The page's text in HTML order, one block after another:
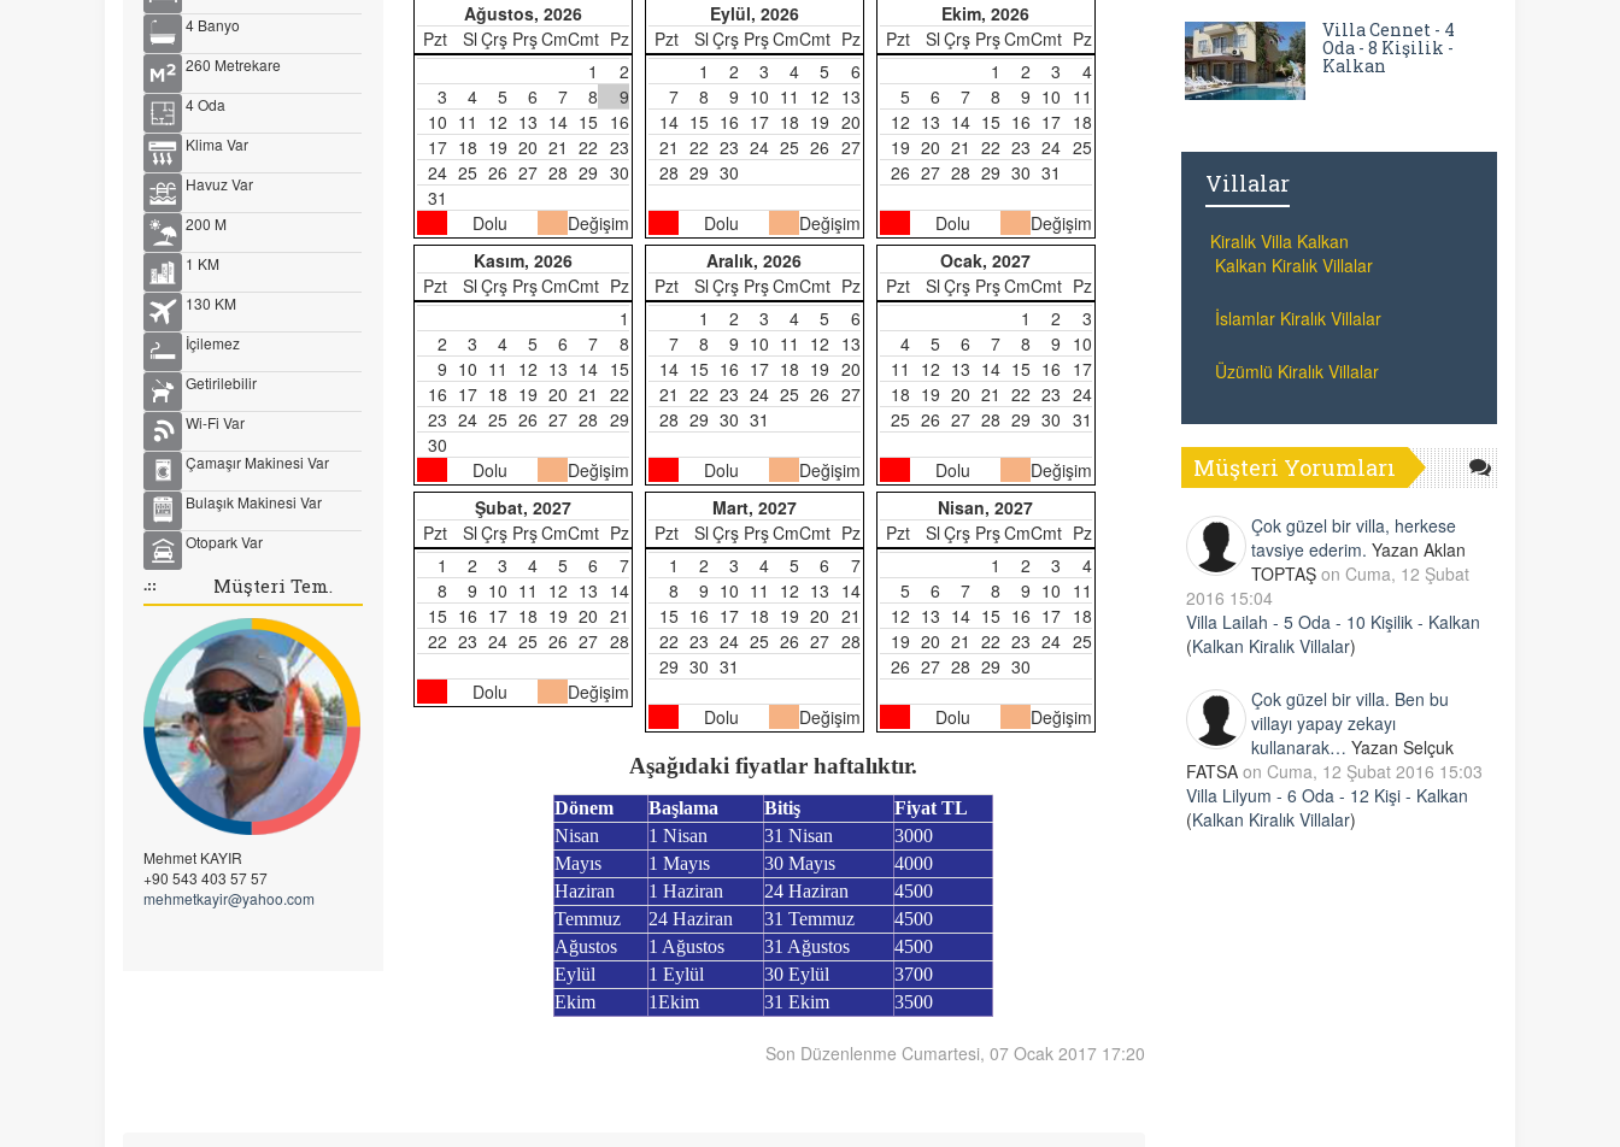
4 Banyo
260 Metrekare
4 Oda
Klima Var
Havuz Var
200 M
1 KM
130 KM
İçilemez
Getirilebilir
Wi-Fi Var
Çamaşır Makinesi Var
Bulaşık Makinesi Var
Otopark Var
.:: Müşteri Tem.
Mehmet KAYIR
+90 543 403 57 57
mehmetkayir@yahoo.com
Ağustos, 2026
Pzt
Sl Çrş PrşCmCmt Pz
1
2
3
4 5 6 7 8
9
10 11 12 13 14 15 16
17 18 19 20 21 22 23
24 25 26 27 28 29 30
31
Dolu
Değişim
Eylül, 2026
Pzt
Sl Çrş PrşCmCmt Pz
1
2 3 4 5
6
7
8 9 10 11 12 13
14 15 16 17 18 19 20
21 22 23 24 25 26 27
28 29 30
Dolu Değişim
Ekim, 2026
Pzt
Sl Çrş PrşCmCmt Pz
1
2 3
4
5
6 7 8 9 10 11
12 13 14 15 16 17 18
19 20 21 22 23 24 25
26 27 28 29 30 31
Dolu
Değişim
Kasım, 2026
Pzt
Sl Çrş PrşCmCmt Pz
1
2
3 4 5 6 7
8
9 10 11 12 13 14 15
16 17 18 19 20 21
22
23 24 25 26 27 28 29
30
Dolu
Değişim
Aralık, 2026
Pzt
Sl Çrş PrşCmCmt Pz
1
2 3 4 5
6
7
8 9 10 11 12 13
14 15 16 17 18 19 20
21 22 23 24 25 26 27
28 29 30 31
Dolu Değişim
Ocak, 2027
Pzt
Sl Çrş PrşCmCmt Pz
1
2
3
4
5 6 7 8 9 10
11
12 13 14 15 16 17
18 19 20 21 22 23 24
25 26 27 28 29 30 31
Dolu
Değişim
Şubat, 2027
Pzt
Sl Çrş PrşCmCmt Pz
1
2 3 4 5 6
7
8
9 10 11 12 13 14
15 16 17 18 19 20 21
22 23 24 25 26 27 28
Dolu Değişim
Mart, 2027
Pzt
Sl Çrş PrşCmCmt Pz
1
2 3 4 5 6
7
8
9 10 11 12 13 14
15 16 17 18 19 20 21
22 23 24 25 26 27 28
29 30 31
Dolu Değişim
Nisan, 2027
Pzt
Sl Çrş PrşCmCmt Pz
1
2 3
4
5
6 7 8 9 10 11
12 13 14 15 16 17 18
19 20 21 22 23 24 25
26 27 28 29 30
Dolu Değişim
Aşağıdaki fiyatlar haftalıktır.
Dönem Başlama Bitiş
Fiyat TL
Nisan
1 Nisan 31 Nisan
3000
Mayıs
1 Mayıs 30 Mayıs
4000
Haziran
1 Haziran 24 Haziran
4500
Temmuz
24 Haziran 31 Temmuz
4500
Ağustos
1 Ağustos 31 Ağustos
4500
Eylül
1 Eylül 30 Eylül
3700
Ekim
1Ekim 31 Ekim 3500
Son Düzenlenme Cumartesi, 07 Ocak 2017 17:20
Villa Cennet - 4
Oda - 8 Kişilik -
Kalkan
Villalar
Kiralık Villa Kalkan
Kalkan Kiralık Villalar
İslamlar Kiralık Villalar
Üzümlü Kiralık Villalar
Müşteri Yorumları
Çok güzel bir villa, herkese
tavsiye ederim. Yazan Aklan
TOPTAŞ on Cuma, 12 Şubat
2016 15:04
Villa Lailah - 5 Oda - 10 Kişilik - Kalkan
(Kalkan Kiralık Villalar)
Çok güzel bir villa. Ben bu
villayı yapay zekayı
kullanarak… Yazan Selçuk
FATSA on Cuma, 12 Şubat 2016 15:03
Villa Lilyum - 6 Oda - 12 Kişi - Kalkan
(Kalkan Kiralık Villalar)